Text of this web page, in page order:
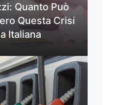
Quanto Può
Questa Crisi
Italiana